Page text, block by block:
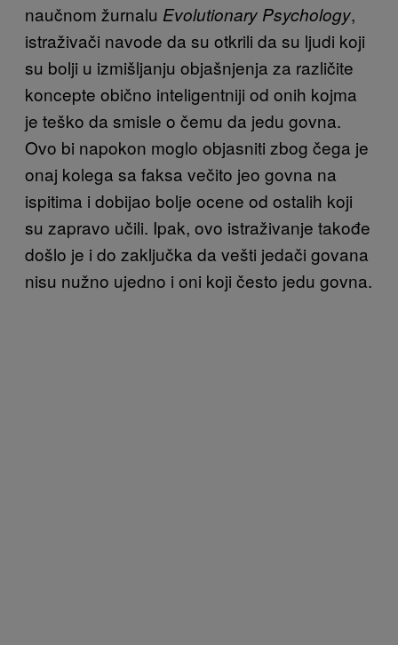
naučnom žurnalu Evolutionary Psychology,
istraživači navode da su otkrili da su ljudi koji
su bolji u izmišljanju objašnjenja za različite
koncepte obično inteligentniji od onih kojma
je teško da smisle o čemu da jedu govna.
Ovo bi napokon moglo objasniti zbog čega je
onaj kolega sa faksa večito jeo govna na
ispitima i dobijao bolje ocene od ostalih koji
su zapravo učili. Ipak, ovo istraživanje takođe
došlo je i do zaključka da vešti jedači govana
nisu nužno ujedno i oni koji često jedu govna.